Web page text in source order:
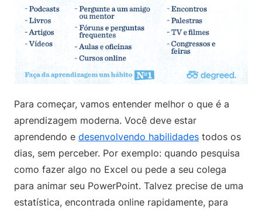
Para começar, vamos entender melhor o que é a
aprendizagem moderna. Você deve estar
aprendendo e desenvolvendo habilidades todos os
dias, sem perceber. Por exemplo: quando pesquisa
como fazer algo no Excel ou pede a seu colega
para animar seu PowerPoint. Talvez precise de uma
estatística, encontrada online rapidamente, para